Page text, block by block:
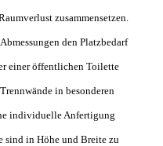
zusammensetzen.
den Platzbedarf
einer öffentlichen Toilette
in besonderen
individuelle Anfertigung
sind in Höhe und Breite zu